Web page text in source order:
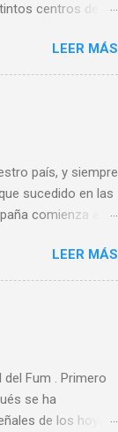
centros de
y Oviedo, donde
centros escolares
también en el
educación
también de
LEER MÁS
país, y siempre
sucedido en las
comienza al
de aficionados
que la A.E.F.
de ningún
de España
y 90 En 1983 se
LEER MÁS
Fum . Primero
se ha
de los hoyos,